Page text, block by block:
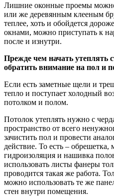
Лишние оконные проемы
или же деревянным клееным
теплее, хоть и обойдется
окнами, можно приступать к
после и изнутри.
Прежде чем начать утеплять
обратить внимание на пол и
Если есть заметные щели и
тепло и поступает холодный
потолком и полом.
Потолок утеплять нужно с
пространство от всего
зачистить пол и провести
действие. То есть – обрешетка,
гидроизоляция и нашивка
использовать листы фанеры
проводится такая же работа.
можно использовать те же
стен внутри помещения.